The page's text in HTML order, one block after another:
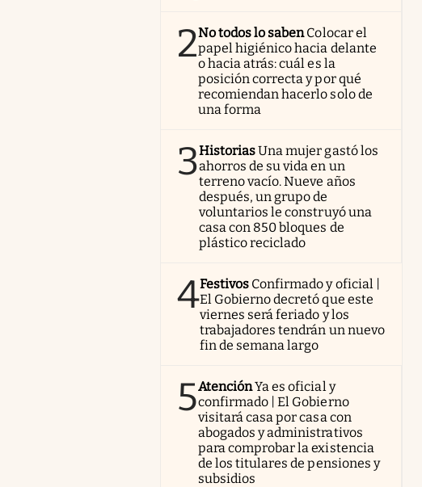
2No todos lo sabenColocar el
papel higiénico hacia delante
o hacia atrás: cuál es la
posición correcta y por qué
recomiendan hacerlo solo de
una forma
3HistoriasUna mujer gastó los
ahorros de su vida en un
terreno vacío. Nueve años
después, un grupo de
voluntarios le construyó una
casa con 850 bloques de
plástico reciclado
4Festivos Confirmado y oficial |
El Gobierno decretó que este
viernes será feriado y los
trabajadores tendrán un nuevo
fin de semana largo
5AtenciónYa es oficial y
confirmado | El Gobierno
visitará casa por casa con
abogados y administrativos
para comprobar la existencia
de los titulares de pensiones y
subsidios